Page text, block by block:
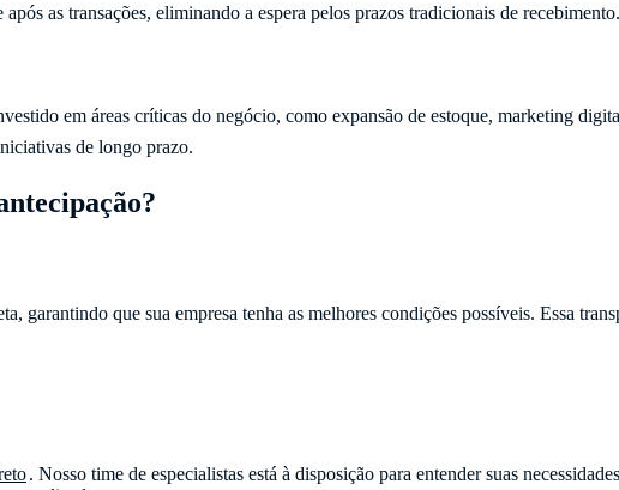
as transações, eliminando a espera pelos prazos tradicionais de
em áreas críticas do negócio, como expansão de estoque, marketing
de longo prazo.
garantindo que sua empresa tenha as melhores condições possíveis. Essa
. Nosso time de especialistas está à disposição para entender suas